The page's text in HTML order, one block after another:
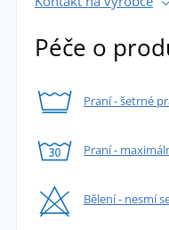
Péče o
Praní - šetrné
Praní -
Bělení - nesmí